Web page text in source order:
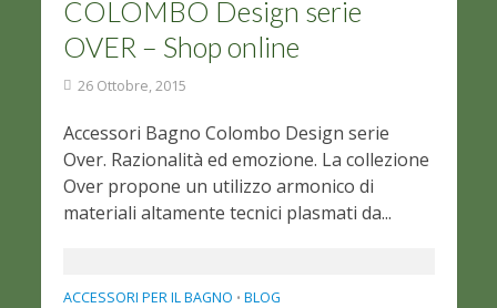
COLOMBO Design serie
OVER – Shop online
26 Ottobre, 2015
Accessori Bagno Colombo Design serie
Over. Razionalità ed emozione. La collezione
Over propone un utilizzo armonico di
materiali altamente tecnici plasmati da...
ACCESSORI PER IL BAGNO • BLOG